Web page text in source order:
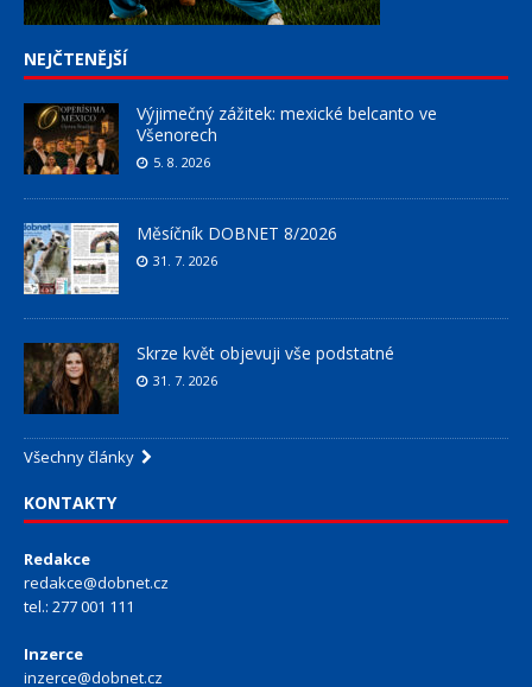
NEJČTENĚJŠÍ
Výjimečný zážitek: mexické belcanto ve
Všenorech
5. 8. 2026
Měsíčník DOBNET 8/2026
31. 7. 2026
Skrze květ objevuji vše podstatné
31. 7. 2026
Všechny články
KONTAKTY
Redakce
redakce@dobnet.cz
tel.: 277 001 111
Inzerce
inzerce@dobnet.cz